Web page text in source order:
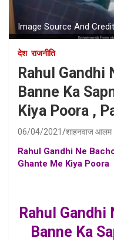
Image Source And
देश राजनीति
Rahul Gandhi
Banne Ka
Kiya Poora ,
06/04/2021 शाहनवाज आलम
Rahul Gandhi Ne
Ghante Me Kiya Poora
Rahul
Banne Ka